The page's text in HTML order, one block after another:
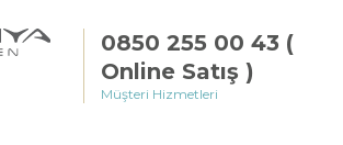
0850 255 00 43 (
Online Satış )
Müşteri Hizmetleri